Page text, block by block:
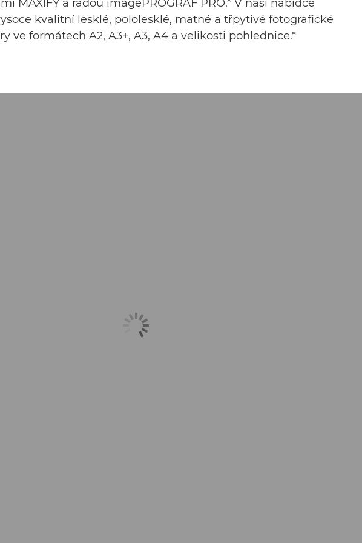
MAXIFY a řadou imagePROGRAF PRO.* V naší nabídce
kvalitní lesklé, pololesklé, matné a třpytivé fotografické
ve formátech A2, A3+, A3, A4 a velikosti pohlednice.*